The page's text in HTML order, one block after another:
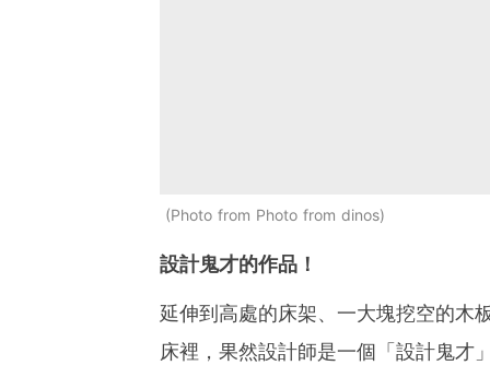
Photo from Photo from dinos
設計鬼才的作品！
延伸到高處的床架、一大塊挖空的木
床裡，果然設計師是一個「設計鬼才